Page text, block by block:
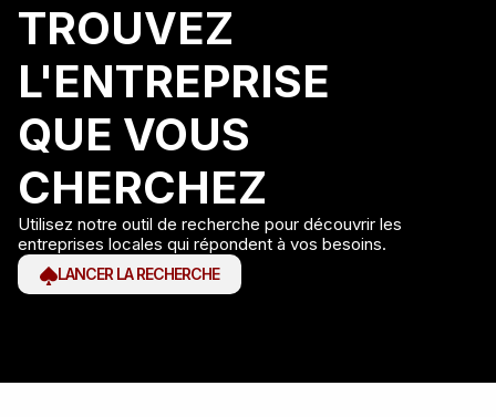
TROUVEZ
L'ENTREPRISE
QUE VOUS
CHERCHEZ
Utilisez notre outil de recherche pour découvrir les
entreprises locales qui répondent à vos besoins.
LANCER LA RECHERCHE